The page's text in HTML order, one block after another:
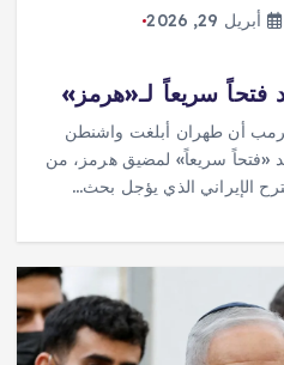
أبريل 29, 2026
فتحاً سريعاً لـ«هرمز»
ترمب أن طهران أبلغت واشنطن
«فتحاً سريعاً» لمضيق هرمز، من
الإيراني الذي يؤجل بحث…